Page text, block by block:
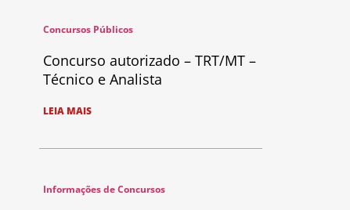
Concursos Públicos
Concurso autorizado – TRT/MT –
Técnico e Analista
LEIA MAIS
Informações de Concursos